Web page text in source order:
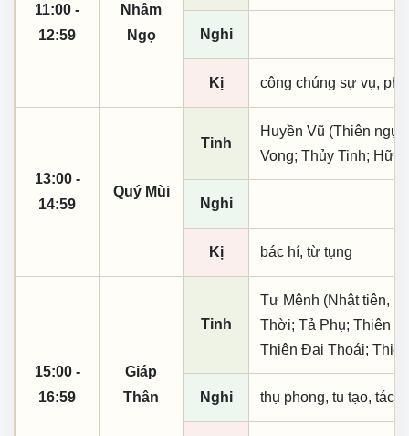
11:00 -
12:59
Nhâm
Ngọ
Nghi
Kị công chúng sự vụ,
13:00 -
14:59
Quý Mùi
Tinh
Huyền Vũ (Thiên
Vong; Thủy Tinh; Hữu
Nghi
Kị bác hí, từ tụng
15:00 -
16:59
Giáp
Thân
Tinh
Tư Mệnh (Nhật tiên,
Thời; Tả Phụ; Thiên
Thiên Đại Thoái;
Nghi thụ phong, tu tạo, tác